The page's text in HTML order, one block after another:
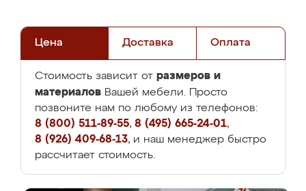
Цена Доставка Оплата
Стоимость зависит от размеров и
материалов Вашей мебели. Просто
позвоните нам по любому из телефонов:
8 (800) 511-89-55, 8 (495) 665-24-01,
8 (926) 409-68-13, и наш менеджер быстро
рассчитает стоимость.